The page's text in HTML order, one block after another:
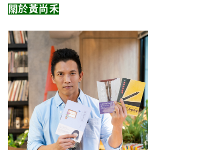
關於黃尚禾